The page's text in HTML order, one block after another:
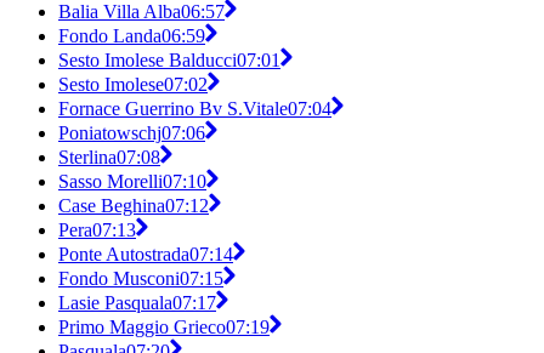
Balia Villa Alba06:57
Fondo Landa06:59
Sesto Imolese Balducci07:01
Sesto Imolese07:02
Fornace Guerrino Bv S.Vitale07:04
Poniatowschj07:06
Sterlina07:08
Sasso Morelli07:10
Case Beghina07:12
Pera07:13
Ponte Autostrada07:14
Fondo Musconi07:15
Lasie Pasquala07:17
Primo Maggio Grieco07:19